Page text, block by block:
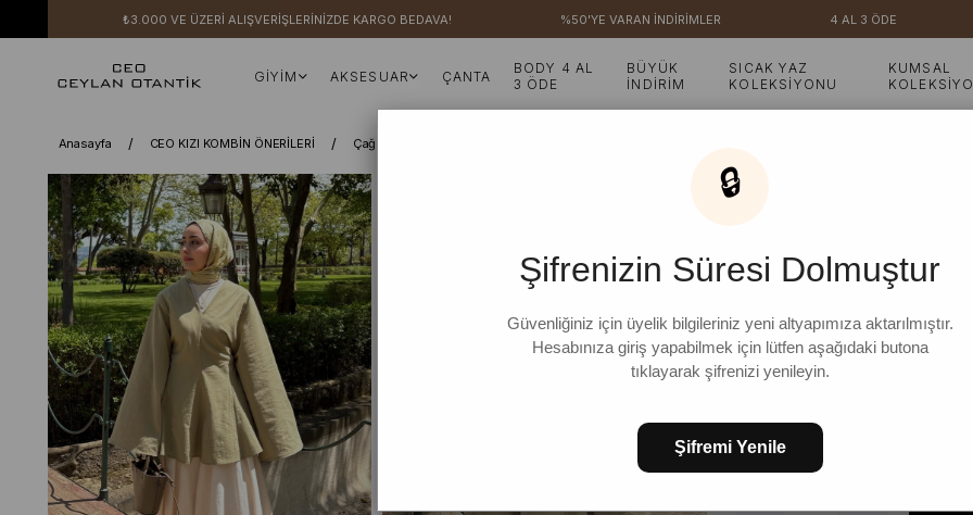
₺3.000 VE ÜZERİ ALIŞVERİŞLERİNİZDE KARGO BEDAVA! %50'YE VARAN İNDİRİMLER 4 AL 3 ÖDE
GİYİM AKSESUAR ÇANTA
BODY 4 AL
3 ÖDE
BÜYÜK
İNDİRİM
SICAK YAZ
KOLEKSİYONU
KUMSAL
Anasayfa CEO KIZI KOMBİN ÖNERİLERİ Çağla Organik Keten Volümlü Bluz
Çağla Organik Keten
% 11
₺1.899,99
STD
🔒
Şifrenizin Süresi Dolmuştur
Güvenliğiniz için üyelik bilgileriniz yeni altyapımıza aktarılmıştır.
Hesabınıza giriş yapabilmek için lütfen aşağıdaki butona
tıklayarak şifrenizi yenileyin.
Şifremi Yenile